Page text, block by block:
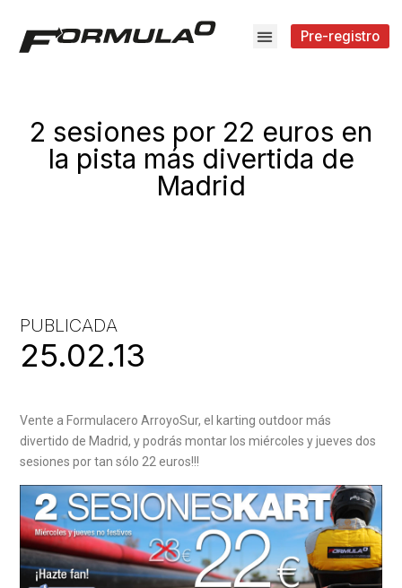
Pre-registro
2 sesiones por 22 euros en
la pista más divertida de
Madrid
PUBLICADA
25.02.13
Vente a Formulacero ArroyoSur, el karting outdoor más
divertido de Madrid, y podrás montar los miércoles y jueves dos
sesiones por tan sólo 22 euros!!!